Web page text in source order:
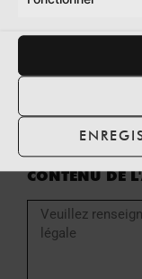
DATE DE
CONTENU DE